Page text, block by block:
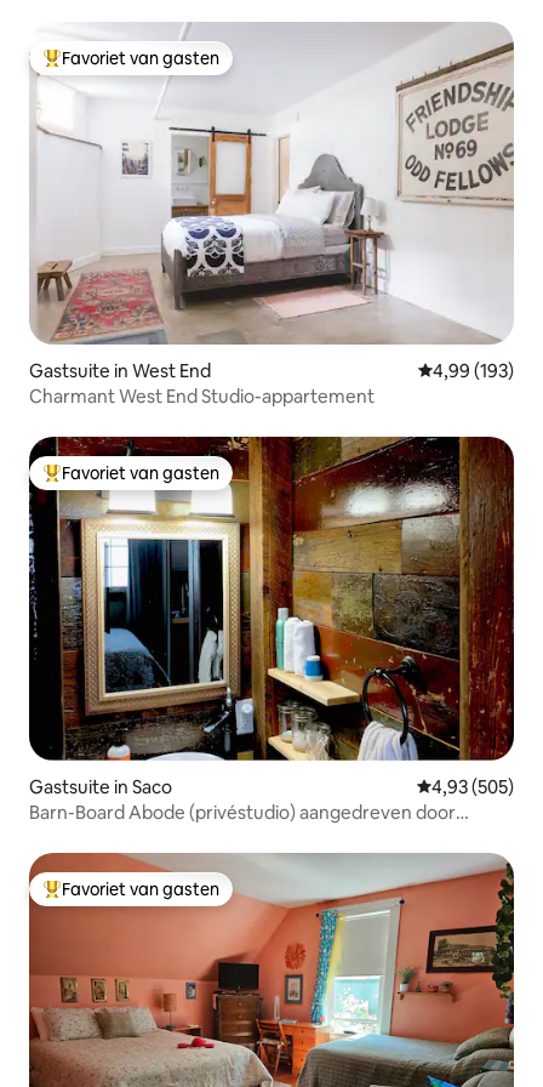
Topfavoriet van gasten
Favoriet van gasten
Gastsuite in West End Gemiddelde
4,99 (193)
Charmant West End Studio-appartement
Topfavoriet van gasten
Favoriet van gasten
Gastsuite in Saco Gemiddelde
4,93 (505)
Barn-Board Abode (privéstudio) aangedreven door
Topfavoriet van gasten
Favoriet van gasten